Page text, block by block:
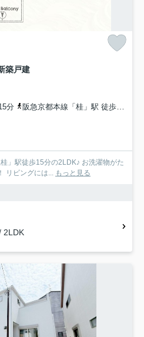
築戸建
分
阪急京都本線「桂」駅 徒歩25分
」駅徒歩15分の2LDK♪ お洗濯物がた
リビングには... もっと見る
2LDK